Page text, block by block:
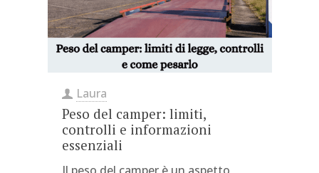
Laura
Peso del camper: limiti,
controlli e informazioni
essenziali